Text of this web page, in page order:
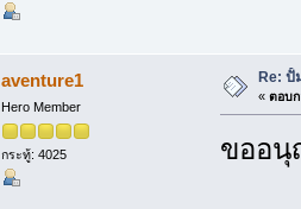
aventure1
Hero Member
กระทู้: 4025
Re: ปั้
« ตอบก
ขออนุ